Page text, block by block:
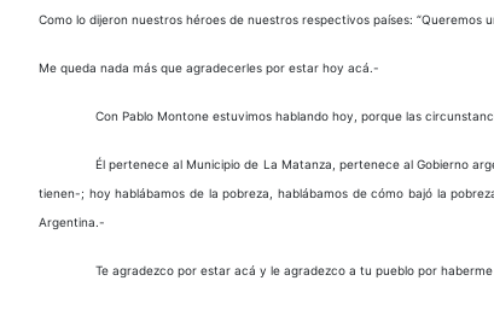
Como lo dijeron nuestros héroes de nuestros respectivos países: “Queremos
Me queda nada más que agradecerles por estar hoy acá.-
Con Pablo Montone estuvimos hablando hoy, porque las
Él pertenece al Municipio de La Matanza, pertenece al Gobierno
tienen-; hoy hablábamos de la pobreza, hablábamos de cómo bajó la
Argentina.-
Te agradezco por estar acá y le agradezco a tu pueblo por